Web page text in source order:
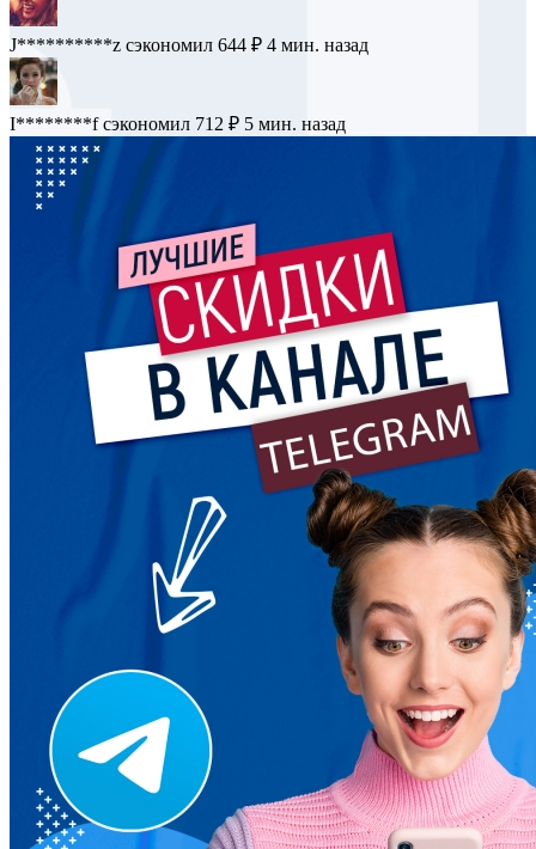
J**********z сэкономил 644 ₽ 4 мин. назад
I********f сэкономил 712 ₽ 5 мин. назад